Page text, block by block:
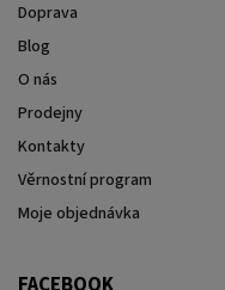
Doprava
Blog
O nás
Prodejny
Kontakty
Věrnostní program
Moje objednávka